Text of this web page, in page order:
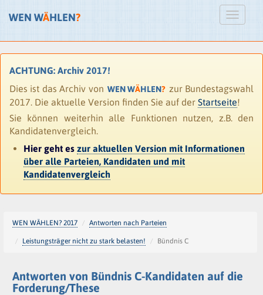
WEN WÄHLEN?
ACHTUNG: Archiv 2017!
Dies ist das Archiv von WEN WÄHLEN? zur Bundestagswahl
2017. Die aktuelle Version finden Sie auf der Startseite!
Sie können weiterhin alle Funktionen nutzen, z.B. den
Kandidatenvergleich.
Hier geht es zur aktuellen Version mit Informationen
über alle Parteien, Kandidaten und mit
Kandidatenvergleich
WEN WÄHLEN? 2017 Antworten nach Parteien
Leistungsträger nicht zu stark belasten! Bündnis C
Antworten von Bündnis C-Kandidaten auf die
Forderung/These